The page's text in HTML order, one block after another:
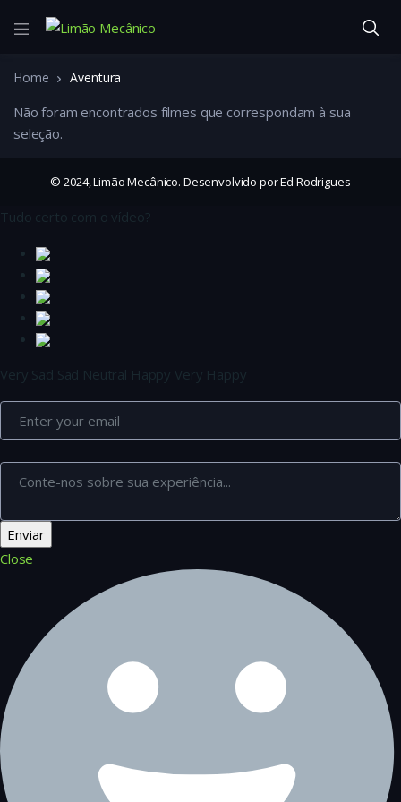
Home Aventura
Não foram encontrados filmes que correspondam à sua
seleção.
© 2024, Limão Mecânico. Desenvolvido por Ed Rodrigues
Tudo certo com o vídeo?
Very Sad Sad Neutral Happy Very Happy
Close